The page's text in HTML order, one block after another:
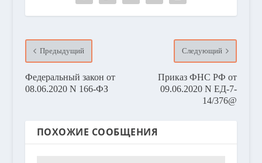
Предыдущий
Федеральный закон от
08.06.2020 N 166-ФЗ
Следующий
Приказ ФНС РФ от
09.06.2020 N ЕД-7-
14/376@
ПОХОЖИЕ СООБЩЕНИЯ